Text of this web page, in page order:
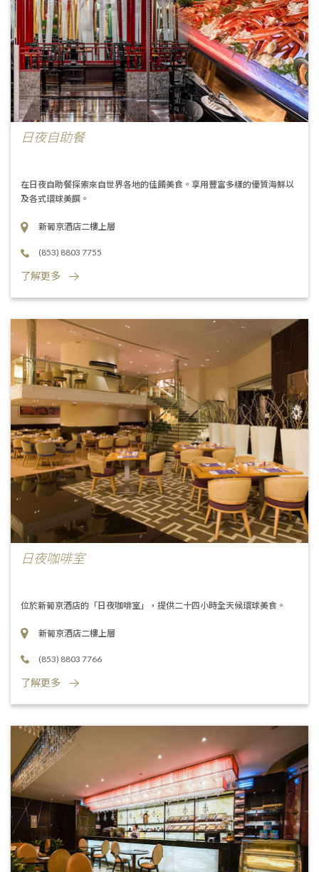
日夜自助餐
在日夜自助餐探索來自世界各地的佳餚美食。享用豐富多樣的優質海鮮以
及各式環球美饌。
新葡京酒店二樓上層
(853) 8803 7755
了解更多
日夜咖啡室
位於新葡京酒店的「日夜咖啡室」，提供二十四小時全天候環球美食。
新葡京酒店二樓上層
(853) 8803 7766
了解更多